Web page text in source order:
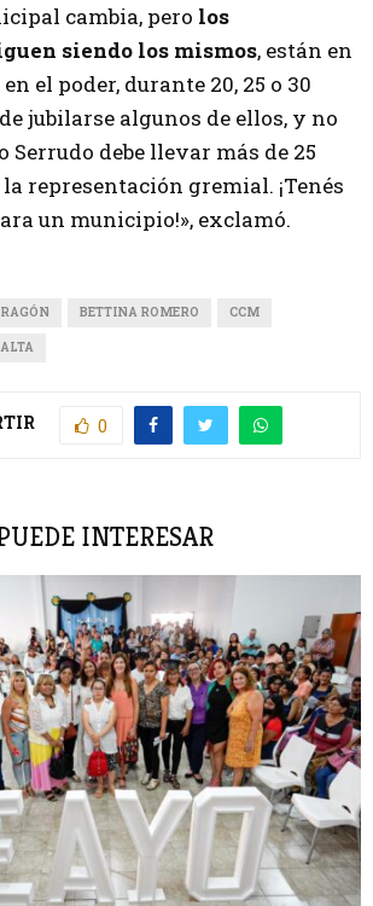
cambia, pero los
siendo los mismos, están en
el poder, durante 20, 25 o 30
jubilarse algunos de ellos, y no
Serrudo debe llevar más de 25
representación gremial. ¡Tenés
un municipio!», exclamó.
BETTINA ROMERO CCM
0
INTERESAR